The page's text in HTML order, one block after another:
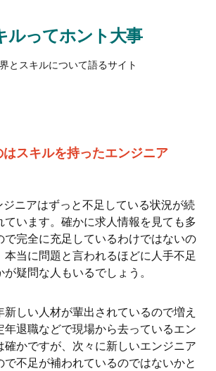
ルってホント大事
とスキルについて語るサイト
スキルを持ったエンジニア
ニアはずっと不足している状況が続
ています。確かに求人情報を見ても多
で完全に充足しているわけではないの
本当に問題と言われるほどに人手不足
疑問な人もいるでしょう。
しい人材が輩出されているので増え
年退職などで現場から去っているエン
確かですが、次々に新しいエンジニア
で不足が補われているのではないかと